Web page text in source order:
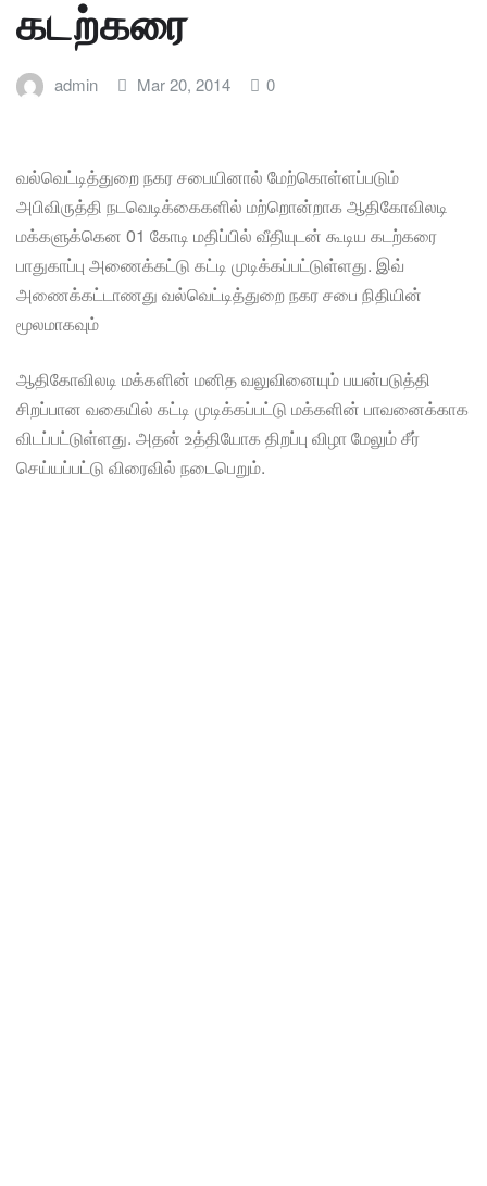
கடற்கரை
admin Mar 20, 2014 0
வல்வெட்டித்துறை நகர சபையினால் மேற்கொள்ளப்படும்
அபிவிருத்தி நடவெடிக்கைகளில் மற்றொன்றாக ஆதிகோவிலடி
மக்களுக்கென 01 கோடி மதிப்பில் வீதியுடன் கூடிய கடற்கரை
பாதுகாப்பு அணைக்கட்டு கட்டி முடிக்கப்பட்டுள்ளது. இவ்
அணைக்கட்டாணது வல்வெட்டித்துறை நகர சபை நிதியின்
மூலமாகவும்
ஆதிகோவிலடி மக்களின் மனித வலுவினையும் பயன்படுத்தி
சிறப்பான வகையில் கட்டி முடிக்கப்பட்டு மக்களின் பாவனைக்காக
விடப்பட்டுள்ளது. அதன் உத்தியோக திறப்பு விழா மேலும் சீர்
செய்யப்பட்டு விரைவில் நடைபெறும்.